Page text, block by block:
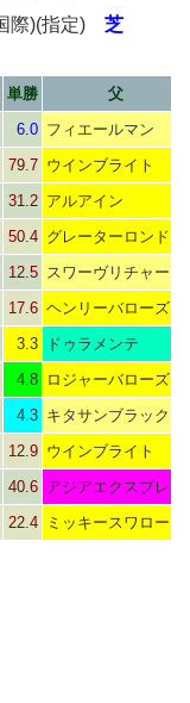
際)(指定) 芝
単勝
父
6.0 フィエールマン
79.7 ウインブライト
31.2 アルアイン
50.4 グレーターロンドン
12.5 スワーヴリチャード
17.6 ヘンリーバローズ
3.3
ドゥラメンテ
4.8 ロジャーバローズ
4.3 キタサンブラック
12.9 ウインブライト
40.6 アジアエクスプレス
22.4 ミッキースワロー